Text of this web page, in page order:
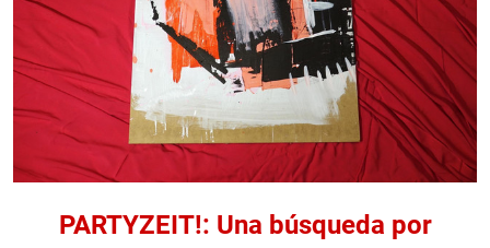
PARTYZEIT!: Una búsqueda por